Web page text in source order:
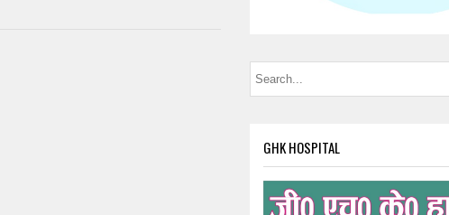
GHK HOSPITAL